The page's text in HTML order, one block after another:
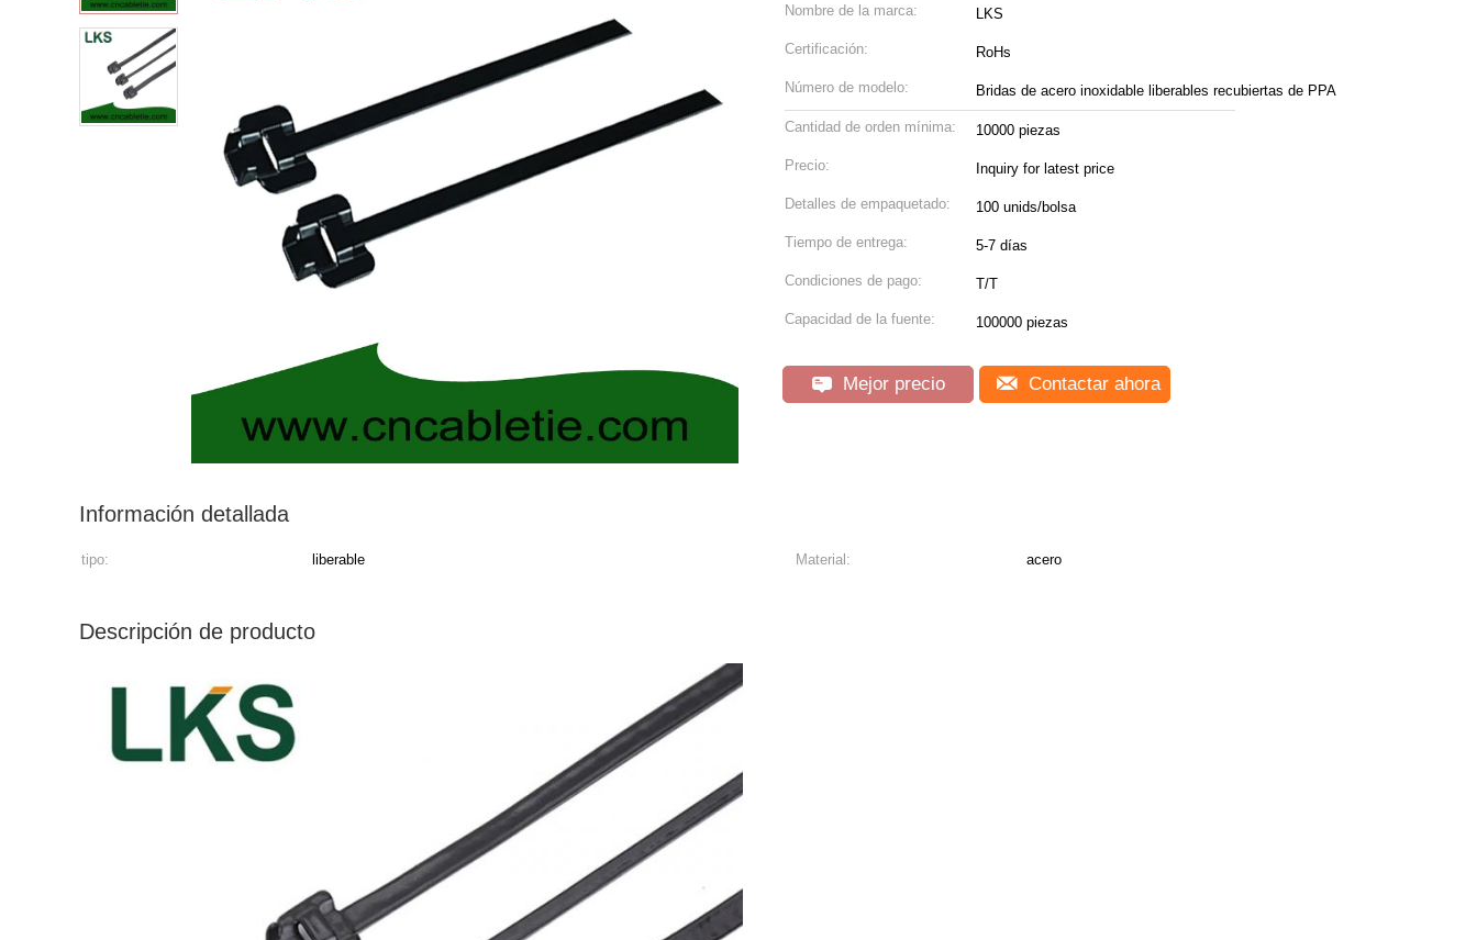
Nombre de la marca: LKS
Certificación: RoHs
Número de modelo: Bridas de acero inoxidable liberables recubiertas de PPA
Cantidad de orden mínima: 10000 piezas
Precio: Inquiry for latest price
Detalles de empaquetado: 100 unids/bolsa
Tiempo de entrega: 5-7 días
Condiciones de pago: T/T
Capacidad de la fuente: 100000 piezas
Mejor precio Contactar ahora
Información detallada
tipo: liberable Material: acero
Descripción de producto